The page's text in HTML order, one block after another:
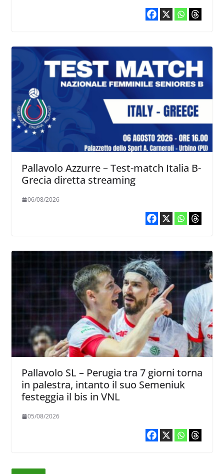
Pallavolo Azzurre – Test-match Italia B-
Grecia diretta streaming
06/08/2026
Pallavolo SL – Perugia tra 7 giorni torna
in palestra, intanto il suo Semeniuk
festeggia il bis in VNL
05/08/2026